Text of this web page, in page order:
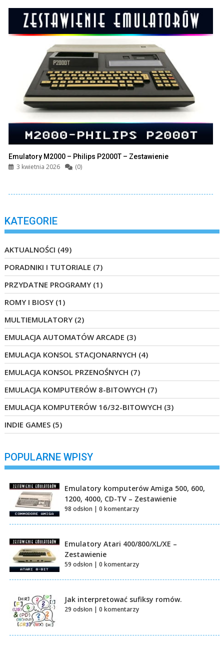
Emulatory M2000 – Philips P2000T – Zestawienie
3 kwietnia 2026 (0)
KATEGORIE
AKTUALNOŚCI (49)
PORADNIKI I TUTORIALE (7)
PRZYDATNE PROGRAMY (1)
ROMY I BIOSY (1)
MULTIEMULATORY (2)
EMULACJA AUTOMATÓW ARCADE (3)
EMULACJA KONSOL STACJONARNYCH (4)
EMULACJA KONSOL PRZENOŚNYCH (7)
EMULACJA KOMPUTERÓW 8-BITOWYCH (7)
EMULACJA KOMPUTERÓW 16/32-BITOWYCH (3)
INDIE GAMES (5)
POPULARNE WPISY
Emulatory komputerów Amiga 500, 600,
1200, 4000, CD-TV – Zestawienie
98 odsłon |0 komentarzy
Emulatory Atari 400/800/XL/XE –
Zestawienie
59 odsłon |0 komentarzy
Jak interpretować sufiksy romów.
29 odsłon |0 komentarzy